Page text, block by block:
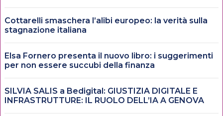
Cottarelli smaschera l’alibi europeo: la verità sulla
stagnazione italiana
Elsa Fornero presenta il nuovo libro: i suggerimenti
per non essere succubi della finanza
SILVIA SALIS a Bedigital: GIUSTIZIA DIGITALE E
INFRASTRUTTURE: IL RUOLO DELL’IA A GENOVA